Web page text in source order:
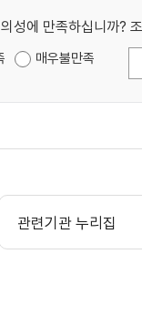
성에 만족하십니까?
매우불만족
관련기관 누리집